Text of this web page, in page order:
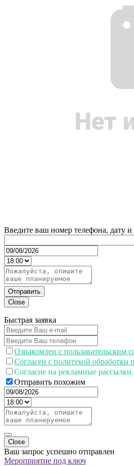
Введите ваш номер телефона, дату и
Отправить
Close
Быстрая заявка
Ознакомлен с пользавательским
Согласен с политекой обработки
Согласие на рекламные рассылки.
Отправить похожим
Close
Ваш запрос успешно отправлен
Мероприятие под ключ